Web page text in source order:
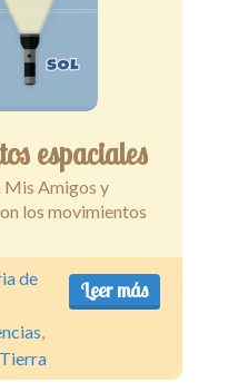
espaciales
Amigos y
los movimientos
Leer más
de
,
Tierra